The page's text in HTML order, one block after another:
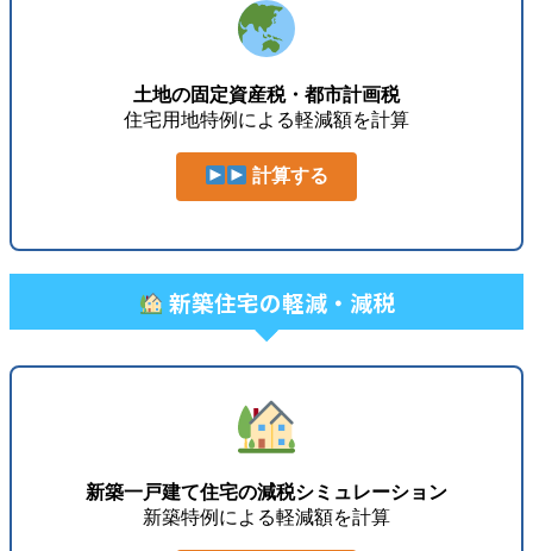
土地の固定資産税・都市計画税
住宅用地特例による軽減額を計算
計算する
新築住宅の軽減・減税
新築一戸建て住宅の減税シミュレーション
新築特例による軽減額を計算